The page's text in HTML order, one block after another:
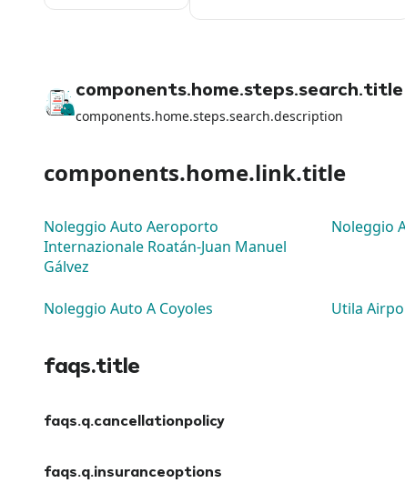
components.home.steps.search.title
components.home.steps.search.description
components.home.link.title
Noleggio Auto Aeroporto
Internazionale Roatán-Juan Manuel
Gálvez
Noleggio
Noleggio Auto A Coyoles Utila
faqs.title
faqs.q.cancellationpolicy
faqs.q.insuranceoptions